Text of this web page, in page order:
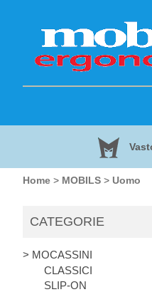
Home > MOBILS > Uomo
CATEGORIE
> MOCASSINI
CLASSICI
SLIP-ON